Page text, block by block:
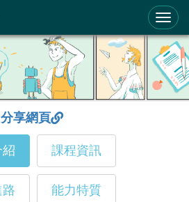
才輔助系統
分享網頁
課程資訊
能力特質